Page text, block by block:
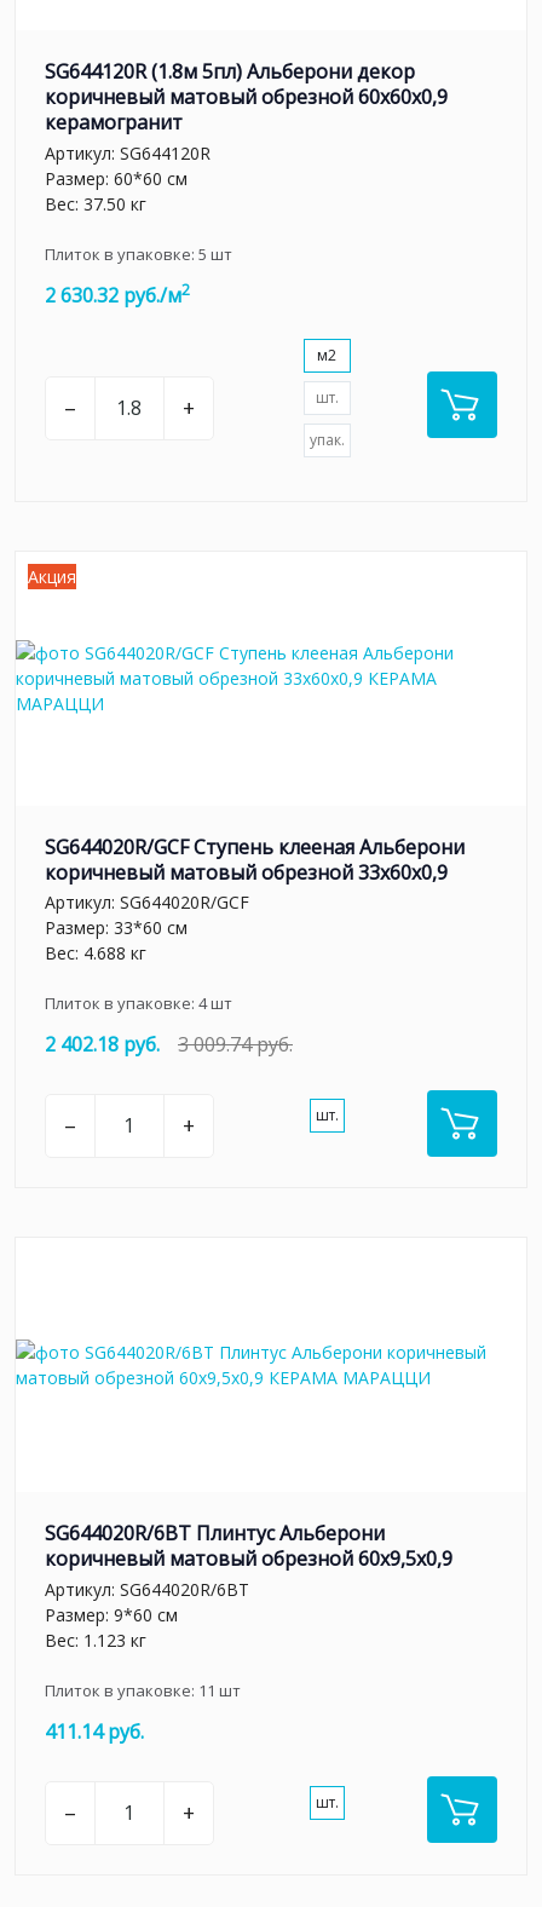
SG644120R (1.8м 5пл) Альберони декор
коричневый матовый обрезной 60x60x0,9
керамогранит
Артикул: SG644120R
Размер: 60*60 см
Вес: 37.50 кг
Плиток в упаковке: 5 шт
2 630.32 руб./м2
– +
м2
шт.
упак.
Акция
SG644020R/GCF Ступень клееная Альберони
коричневый матовый обрезной 33x60x0,9
Артикул: SG644020R/GCF
Размер: 33*60 см
Вес: 4.688 кг
Плиток в упаковке: 4шт
2 402.18 руб. 3 009.74 руб.
– + шт.
SG644020R/6BT Плинтус Альберони
коричневый матовый обрезной 60x9,5x0,9
Артикул: SG644020R/6BT
Размер: 9*60 см
Вес: 1.123 кг
Плиток в упаковке: 11 шт
411.14 руб.
– + шт.